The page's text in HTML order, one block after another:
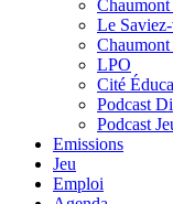
Le
LPO
Cité
Podcast
Podcast
Emissions
Jeu
Emploi